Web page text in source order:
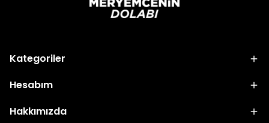
Kategoriler
Hesabım
Hakkımızda